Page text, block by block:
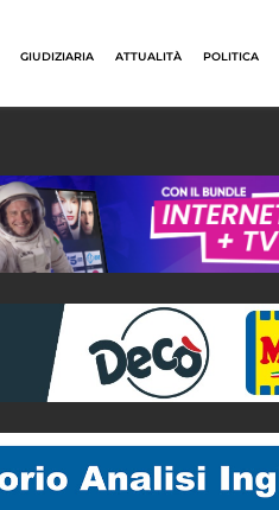
GIUDIZIARIA ATTUALITÀ POLITICA